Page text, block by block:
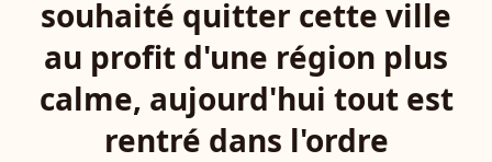
souhaité quitter cette ville
au profit d'une région plus
calme, aujourd'hui tout est
rentré dans l'ordre